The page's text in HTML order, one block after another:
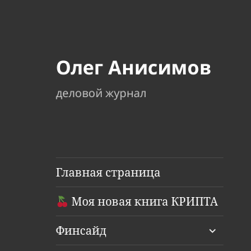
Олег Анисимов
деловой журнал
Главная страница
Моя новая книга КРИПТА
Финсайд
раскрыть